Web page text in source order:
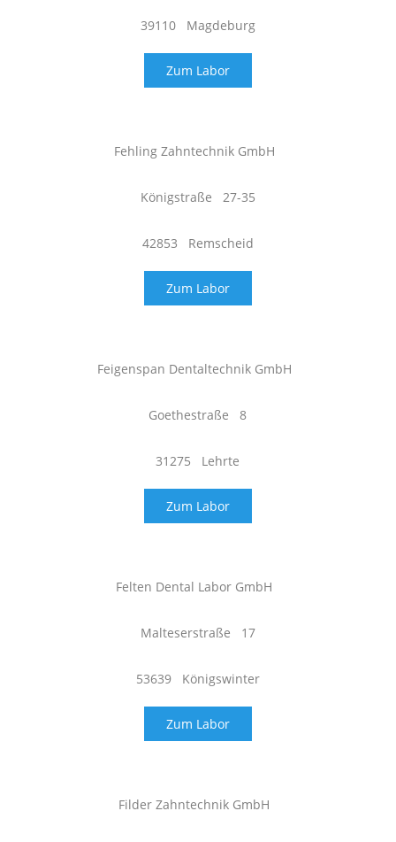
39110 Magdeburg
Zum Labor
Fehling Zahntechnik GmbH
Königstraße 27-35
42853 Remscheid
Zum Labor
Feigenspan Dentaltechnik GmbH
Goethestraße 8
31275 Lehrte
Zum Labor
Felten Dental Labor GmbH
Malteserstraße 17
53639 Königswinter
Zum Labor
Filder Zahntechnik GmbH